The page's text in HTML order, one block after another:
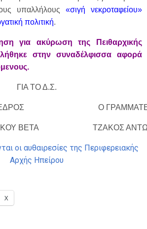
υπαλλήλους «σιγή νεκροταφείου»
πολιτική.
για ακύρωση της Πειθαρχικής
στην συναδέλφισσα αφορά
ΓΙΑ ΤΟ Δ.Σ.
ΒΕΤΑ
Ο
ΤΖΑΚΟΣ
οι αυθαιρεσίες της Περιφερειακής
Αρχής Ηπείρου
X